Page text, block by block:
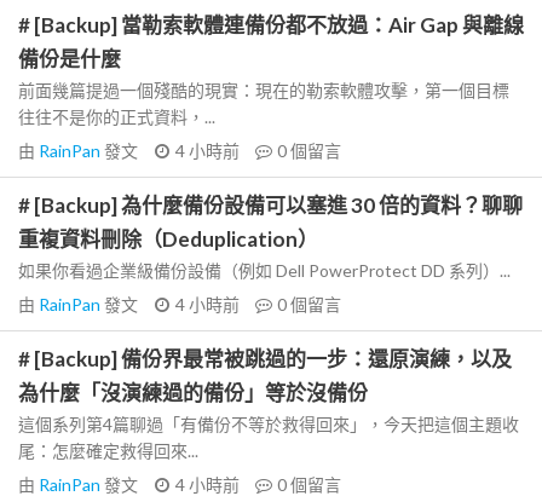
# [Backup] 當勒索軟體連備份都不放過：Air Gap 與離線
備份是什麼
前面幾篇提過一個殘酷的現實：現在的勒索軟體攻擊，第一個目標
往往不是你的正式資料，...
由 RainPan 發文 4 小時前 0個留言
# [Backup] 為什麼備份設備可以塞進 30 倍的資料？聊聊
重複資料刪除（Deduplication）
如果你看過企業級備份設備（例如 Dell PowerProtect DD 系列）...
由 RainPan 發文 4 小時前 0個留言
# [Backup] 備份界最常被跳過的一步：還原演練，以及
為什麼「沒演練過的備份」等於沒備份
這個系列第4篇聊過「有備份不等於救得回來」，今天把這個主題收
尾：怎麼確定救得回來...
由 RainPan 發文 4 小時前 0個留言